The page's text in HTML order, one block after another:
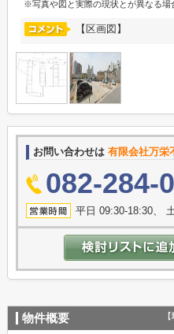
※写真や図と実際の現状とが異なる場
【区画図】
お問い合わせは 有限会社万栄
082-284-
平日 09:30-18:30、
物件概要